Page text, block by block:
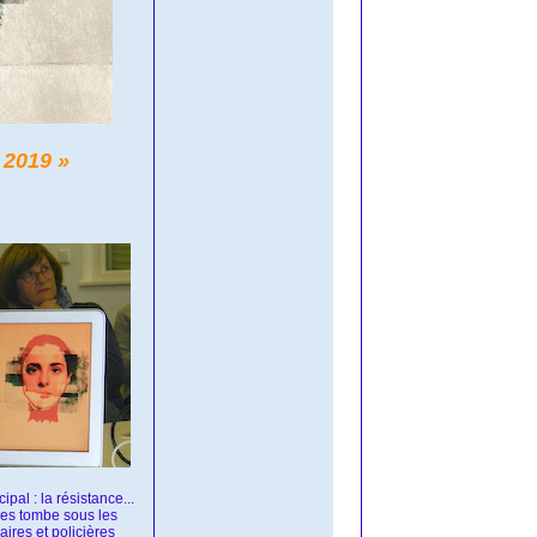
»
: la résistance...
tombe sous les
et policières